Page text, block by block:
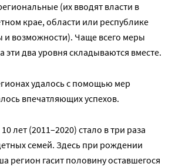
(их вводят власти в
крае, области или республике
и возможности). Чаще всего меры
эти два уровня складываются вместе.
удалось с помощью мер
впечатляющих успехов.
10 лет (2011–2020) стало в три раза
семей. Здесь при рождении
регион гасит половину оставшегося